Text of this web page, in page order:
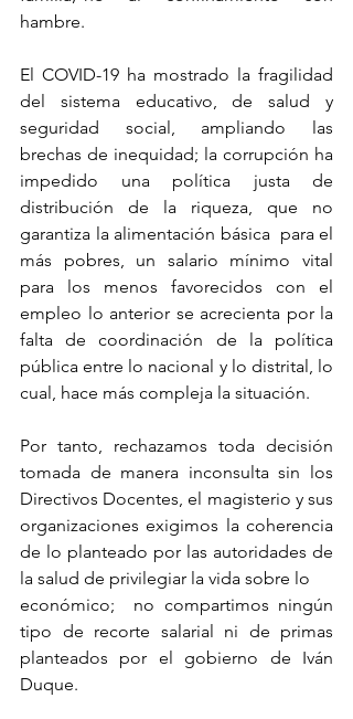
hambre.
El COVID-19 ha mostrado la fragilidad
del sistema educativo, de salud y
seguridad social, ampliando las
brechas de inequidad; la corrupción ha
impedido una política justa de
distribución de la riqueza, que no
garantiza la alimentación básica  para el
más pobres, un salario mínimo vital
para los menos favorecidos con el
empleo lo anterior se acrecienta por la
falta de coordinación de la política
pública entre lo nacional y lo distrital, lo
cual, hace más compleja la situación.
Por tanto, rechazamos toda decisión
tomada de manera inconsulta sin los
Directivos Docentes, el magisterio y sus
organizaciones exigimos la coherencia
de lo planteado por las autoridades de
la salud de privilegiar la vida sobre lo
económico;  no compartimos ningún
tipo de recorte salarial ni de primas
planteados por el gobierno de Iván
Duque.